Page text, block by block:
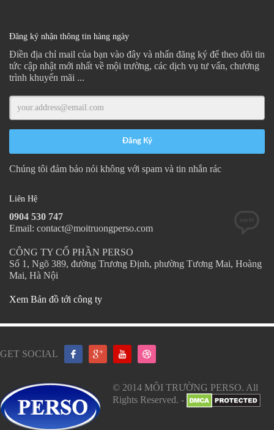
Đăng ký nhận thông tin hàng ngày
Điền địa chỉ mail của bạn vào đây và nhấn đăng ký để theo dõi tin
tức cập nhật mới nhất về mội trường, các dịch vụ tư vấn, chương
trình khuyến mãi ...
Chúng tôi đảm bảo nói không với spam và tin nhắn rác
Liên Hệ
0904 530 747
Email: contact@moitruongperso.com
CÔNG TY CỔ PHẦN PERSO
Số 1, Ngõ 389, đường Trương Định, phường Tương Mai, Hoàng
Mai, Hà Nội
Xem Bản đồ tới công ty
GET SOCIAL
© 2014 MÔI TRƯỜNG PERSO. All
Rights Reserved. -